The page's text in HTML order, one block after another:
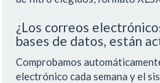
¿Los correos
bases de datos, están
Comprobamos
electrónico cada semana y el